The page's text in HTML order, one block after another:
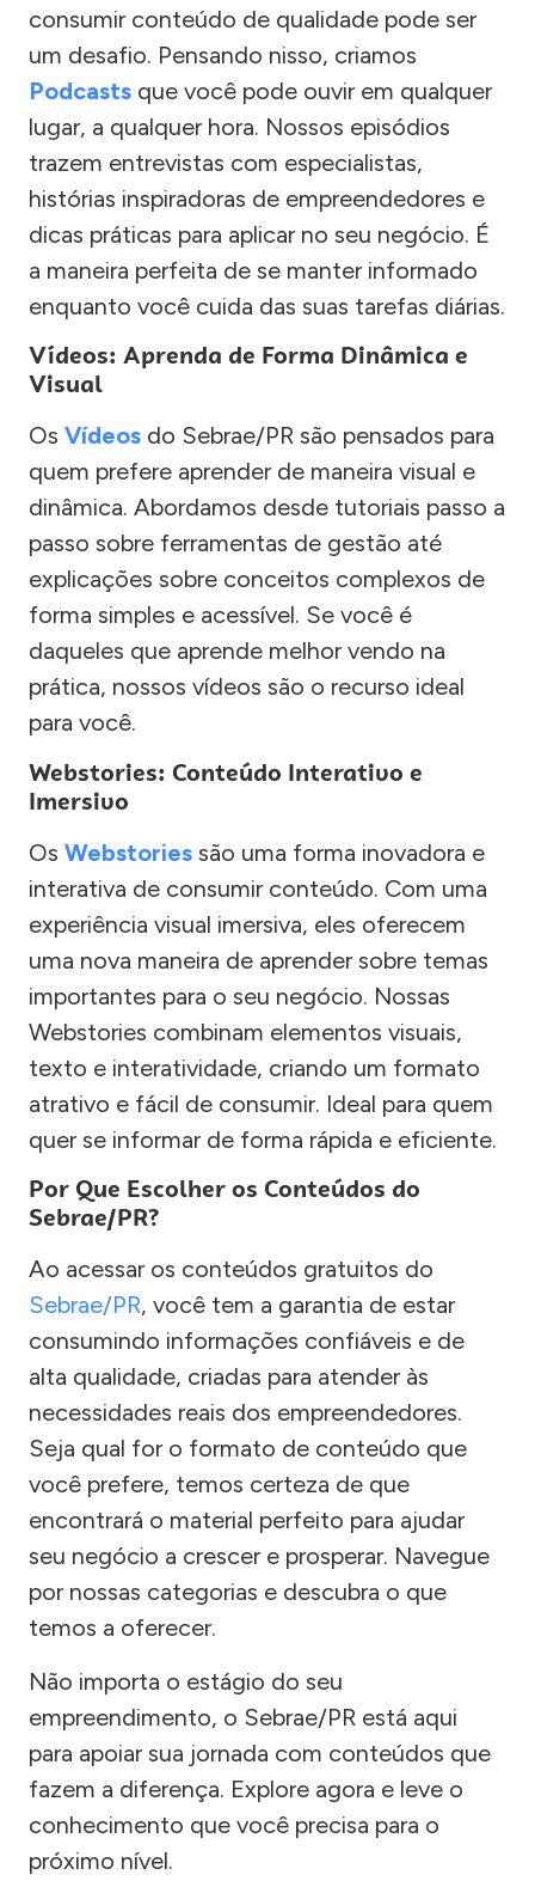
consumir conteúdo de qualidade pode ser
um desafio. Pensando nisso, criamos
Podcasts que você pode ouvir em qualquer
lugar, a qualquer hora. Nossos episódios
trazem entrevistas com especialistas,
histórias inspiradoras de empreendedores e
dicas práticas para aplicar no seu negócio. É
a maneira perfeita de se manter informado
enquanto você cuida das suas tarefas diárias.
Vídeos: Aprenda de Forma Dinâmica e
Visual
Os Vídeos do Sebrae/PR são pensados para
quem prefere aprender de maneira visual e
dinâmica. Abordamos desde tutoriais passo a
passo sobre ferramentas de gestão até
explicações sobre conceitos complexos de
forma simples e acessível. Se você é
daqueles que aprende melhor vendo na
prática, nossos vídeos são o recurso ideal
para você.
Webstories: Conteúdo Interativo e
Imersivo
Os Webstories são uma forma inovadora e
interativa de consumir conteúdo. Com uma
experiência visual imersiva, eles oferecem
uma nova maneira de aprender sobre temas
importantes para o seu negócio. Nossas
Webstories combinam elementos visuais,
texto e interatividade, criando um formato
atrativo e fácil de consumir. Ideal para quem
quer se informar de forma rápida e eficiente.
Por Que Escolher os Conteúdos do
Sebrae/PR?
Ao acessar os conteúdos gratuitos do
Sebrae/PR, você tem a garantia de estar
consumindo informações confiáveis e de
alta qualidade, criadas para atender às
necessidades reais dos empreendedores.
Seja qual for o formato de conteúdo que
você prefere, temos certeza de que
encontrará o material perfeito para ajudar
seu negócio a crescer e prosperar. Navegue
por nossas categorias e descubra o que
temos a oferecer.
Não importa o estágio do seu
empreendimento, o Sebrae/PR está aqui
para apoiar sua jornada com conteúdos que
fazem a diferença. Explore agora e leve o
conhecimento que você precisa para o
próximo nível.